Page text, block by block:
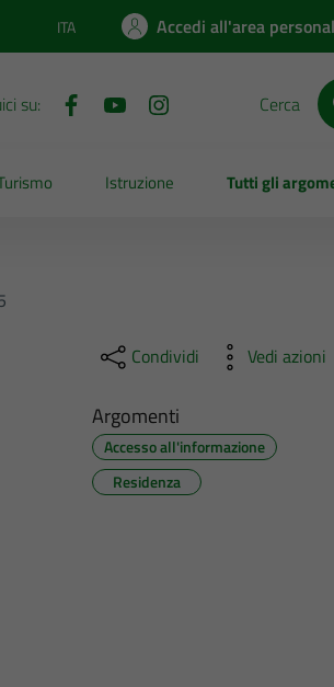
Lingua attiva:
ITA Accedi all'area
su: Cerca
Istruzione Tutti gli
Condividi Vedi azioni
Argomenti
Accesso all'informazione
Residenza